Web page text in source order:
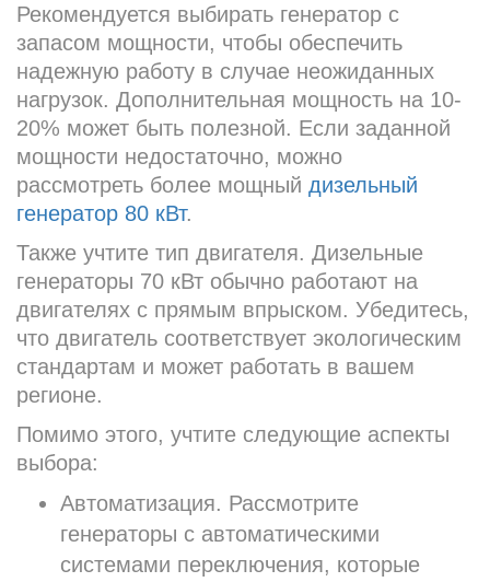
Рекомендуется выбирать генератор с
запасом мощности, чтобы обеспечить
надежную работу в случае неожиданных
нагрузок. Дополнительная мощность на 10-
20% может быть полезной. Если заданной
мощности недостаточно, можно
рассмотреть более мощный дизельный
генератор 80 кВт.
Также учтите тип двигателя. Дизельные
генераторы 70 кВт обычно работают на
двигателях с прямым впрыском. Убедитесь,
что двигатель соответствует экологическим
стандартам и может работать в вашем
регионе.
Помимо этого, учтите следующие аспекты
выбора:
Автоматизация. Рассмотрите
генераторы с автоматическими
системами переключения, которые